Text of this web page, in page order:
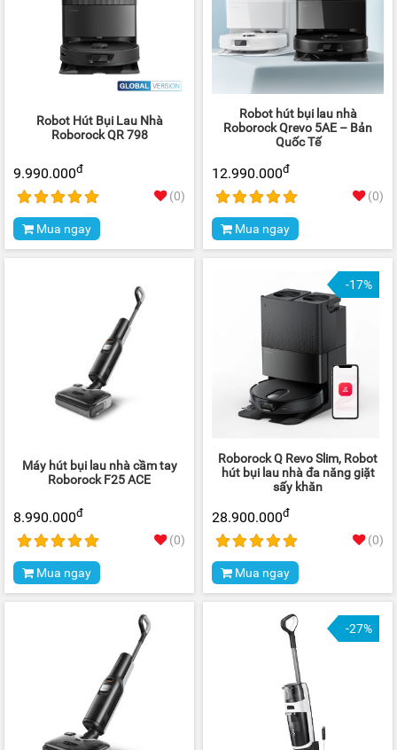
Robot Hút Bụi Lau Nhà
Roborock QR 798
9.990.000đ
(0)
Mua ngay
Robot hút bụi lau nhà
Roborock Qrevo 5AE – Bản
Quốc Tế
12.990.000đ
(0)
Mua ngay
Máy hút bụi lau nhà cầm tay
Roborock F25 ACE
8.990.000đ
(0)
Mua ngay
-17%
Roborock Q Revo Slim, Robot
hút bụi lau nhà đa năng giặt
sấy khăn
28.900.000đ
(0)
Mua ngay
-27%